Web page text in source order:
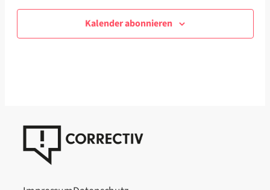
Kalender abonnieren